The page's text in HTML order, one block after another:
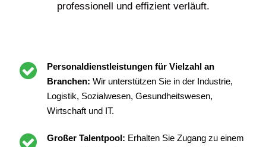
professionell und effizient verläuft.
Personaldienstleistungen für Vielzahl an
Branchen: Wir unterstützen Sie in der Industrie,
Logistik, Sozialwesen, Gesundheitswesen,
Wirtschaft und IT.
Großer Talentpool: Erhalten Sie Zugang zu einem